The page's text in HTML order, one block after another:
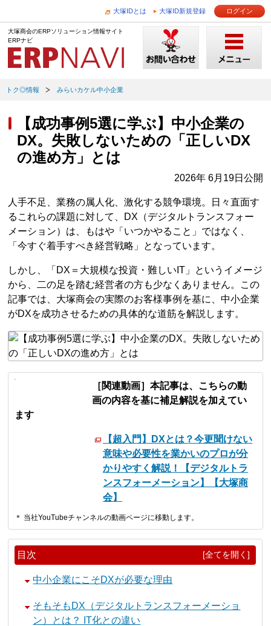
大塚IDとは 大塚ID新規登録 ログイン
大塚商会のERPソリューション情報サイト
ERPナビ
トク◎情報 みらいカケル中小企業
【成功事例5選に学ぶ】中小企業の
DX。失敗しないための「正しいDX
の進め方」とは
2026年 6月19日公開
人手不足、業務の属人化、激化する競争環境。日々直面す
るこれらの課題に対して、DX（デジタルトランスフォー
メーション）は、もはや「いつかやること」ではなく、
「今すぐ着手すべき経営戦略」となっています。
しかし、「DX＝大規模な投資・難しいIT」というイメージ
から、二の足を踏む経営者の方も少なくありません。この
記事では、大塚商会の実際のお客様事例を基に、中小企業
がDXを成功させるための具体的な道筋を解説します。
［関連動画］本記事は、こちらの動
画の内容を基に補足解説を加えてい
ます
【超入門】DXとは？今更聞けない
意味や必要性を業かいのプロが分
かりやすく解説！【デジタルトラ
ンスフォーメーション】【大塚商
会】
＊ 当社YouTubeチャンネルの動画ページに移動します。
目次 [全てを開く]
中小企業にこそDXが必要な理由
そもそもDX（デジタルトランスフォーメーショ
ン）とは？ IT化との違い